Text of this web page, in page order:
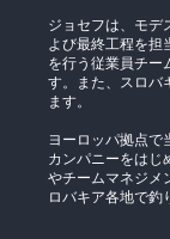
ジョセフは、モデ
よび最終工程を担
を行う従業員チー
す。また、スロバ
ます。
ヨーロッパ拠点で
カンパニーをはじ
やチームマネジメ
ロバキア各地で釣